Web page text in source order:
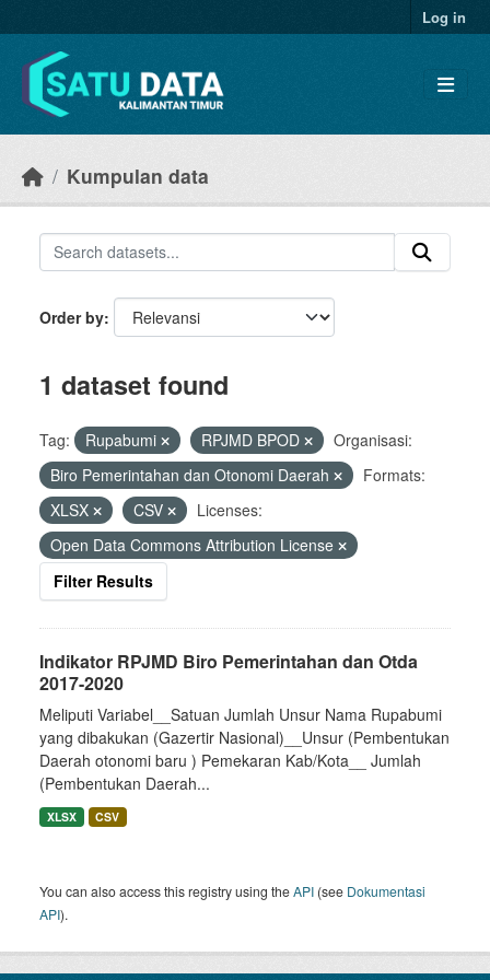
Log in
Kumpulan data
Order by
1 dataset found
Tag: Rupabumi RPJMD BPOD
Organisasi:
Biro Pemerintahan dan Otonomi Daerah
Formats:
XLSX
CSV
Licenses:
Open Data Commons Attribution License
Filter Results
Indikator RPJMD Biro Pemerintahan dan Otda
2017-2020
Meliputi Variabel__Satuan Jumlah Unsur Nama Rupabumi
yang dibakukan (Gazertir Nasional)__Unsur (Pembentukan
Daerah otonomi baru ) Pemekaran Kab/Kota__ Jumlah
(Pembentukan Daerah...
XLSX CSV
You can also access this registry using theAPI (see Dokumentasi
API).